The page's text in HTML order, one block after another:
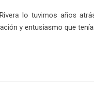
lo tuvimos años
y entusiasmo que